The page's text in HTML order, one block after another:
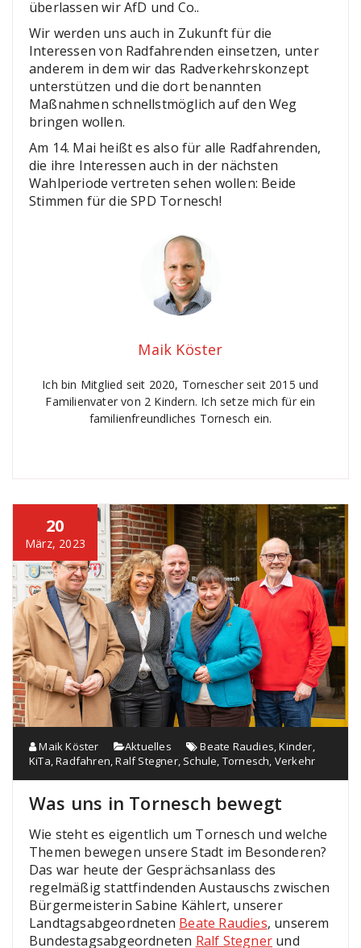
überlassen wir AfD und Co..
Wir werden uns auch in Zukunft für die
Interessen von Radfahrenden einsetzen, unter
anderem in dem wir das Radverkehrskonzept
unterstützen und die dort benannten
Maßnahmen schnellstmöglich auf den Weg
bringen wollen.
Am 14. Mai heißt es also für alle Radfahrenden,
die ihre Interessen auch in der nächsten
Wahlperiode vertreten sehen wollen: Beide
Stimmen für die SPD Tornesch!
Maik Köster
Ich bin Mitglied seit 2020, Tornescher seit 2015 und
Familienvater von 2 Kindern. Ich setze mich für ein
familienfreundliches Tornesch ein.
20
März, 2023
Maik Köster Aktuelles Beate Raudies,Kinder,
KiTa,Radfahren,Ralf Stegner, Schule, Tornesch, Verkehr
Was uns in Tornesch bewegt
Wie steht es eigentlich um Tornesch und welche
Themen bewegen unsere Stadt im Besonderen?
Das war heute der Gesprächsanlass des
regelmäßig stattfindenden Austauschs zwischen
Bürgermeisterin Sabine Kählert, unserer
Landtagsabgeordneten Beate Raudies, unserem
Bundestagsabgeordneten Ralf Stegner und